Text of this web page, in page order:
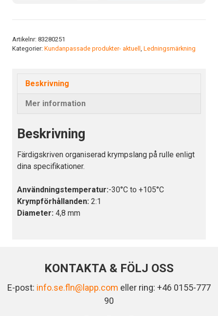
Artikelnr: 83280251
Kategorier: Kundanpassade produkter- aktuell Ledningsmärkning
Beskrivning
Mer information
Beskrivning
Färdigskriven organiserad krympslang på rulle enligt
dina specifikationer.
Användningstemperatur:-30°C to +105°C
Krympförhållanden: 2:1
Diameter: 4,8 mm
KONTAKTA & FÖLJ OSS
E-post: info.se.fln@lapp.com eller ring: +46 0155-777
90